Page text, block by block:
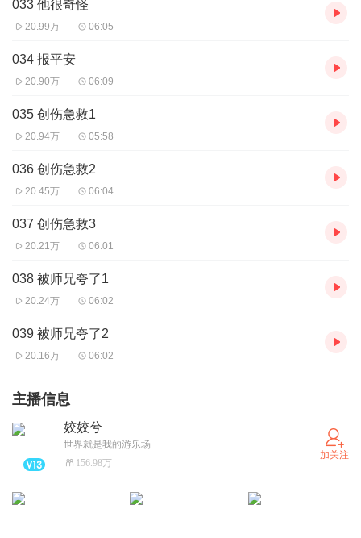
033 他很奇怪
20.99万 06:05
034 报平安
20.90万 06:09
035 创伤急救1
20.94万 05:58
036 创伤急救2
20.45万 06:04
037 创伤急救3
20.21万 06:01
038 被师兄夸了1
20.24万 06:02
039 被师兄夸了2
20.16万 06:02
主播信息
姣姣兮
世界就是我的游乐场
156.98万
加关注